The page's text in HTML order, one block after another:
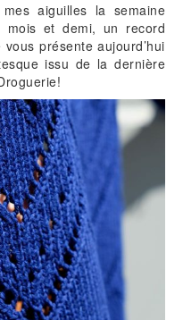
aiguilles la semaine
mois et demi, un record
présente aujourd’hui
issu de la dernière